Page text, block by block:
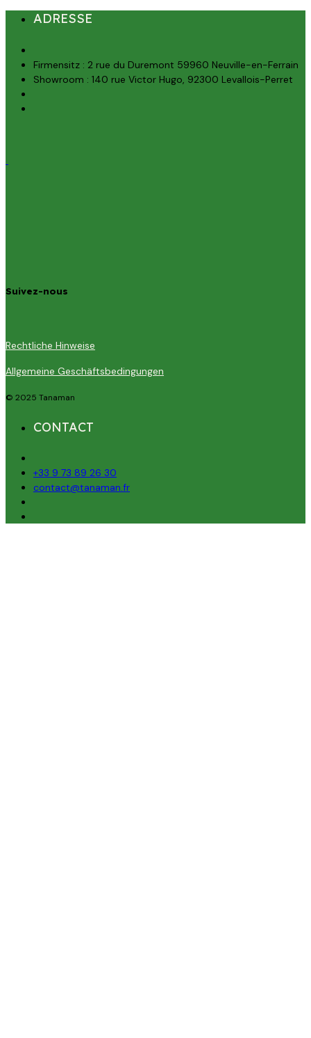
ADRESSE
Firmensitz : 2 rue du Duremont 59960 Neuville-en-Ferrain
Showroom : 140 rue Victor Hugo, 92300 Levallois-Perret
Suivez-nous
Rechtliche Hinweise
Allgemeine Geschäftsbedingungen
© 2025 Tanaman
CONTACT
+33 9 73 89 26 30
contact@tanaman.fr